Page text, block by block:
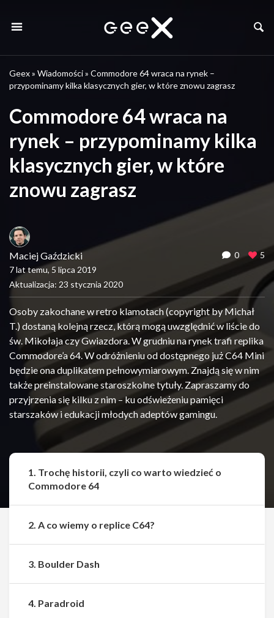
Geex» Wiadomości» Commodore 64 wraca na rynek –
przypominamy kilka klasycznych gier, w które znowu zagrasz
Commodore 64 wraca na
rynek – przypominamy kilka
klasycznych gier, w które
znowu zagrasz
Maciej Gaździcki
7 lat temu, 5 lipca 2019
Aktualizacja: 23 stycznia 2020
0 5
Osoby zakochane w retro klamotach (copyright by Michał
T.) dostaną kolejną rzecz, którą mogą uwzględnić w liście do
św. Mikołaja czy Gwiazdora. W grudniu na rynek trafi replika
Commodore’a 64. W odróżnieniu od dostępnego już C64 Mini
będzie ona duplikatem pełnowymiarowym. Znajdą się w nim
także preinstalowane staroszkolne tytuły. Zapraszamy do
przyjrzenia się kilku z nim – ku odświeżeniu pamięci
starszaków i edukacji młodych adeptów gamingu.
1. Trochę historii, czyli co warto wiedzieć o
Commodore 64
2. A co wiemy o replice C64?
3. Boulder Dash
4. Paradroid